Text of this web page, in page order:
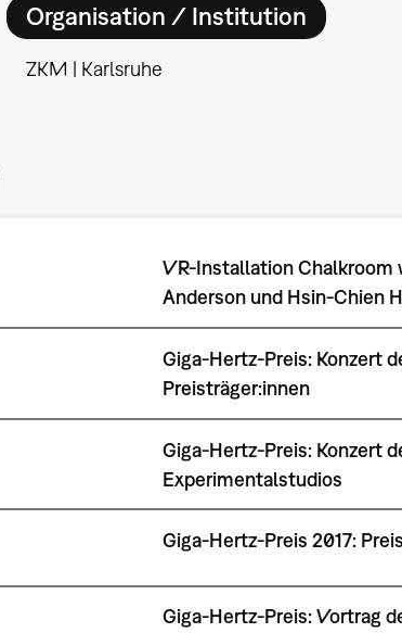
Organisation / Institution
ZKM | Karlsruhe
VR-Installation Chalkroom
Anderson und Hsin-Chien
Giga-Hertz-Preis: Konzert
Preisträger:innen
Giga-Hertz-Preis: Konzert
Experimentalstudios
Giga-Hertz-Preis 2017:
Giga-Hertz-Preis: Vortrag